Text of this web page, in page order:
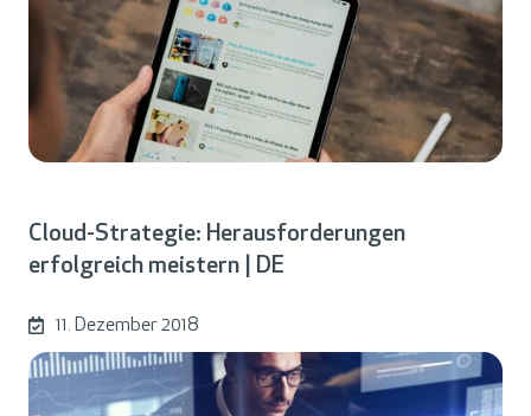
Cloud-Strategie: Herausforderungen
erfolgreich meistern | DE
11. Dezember 2018